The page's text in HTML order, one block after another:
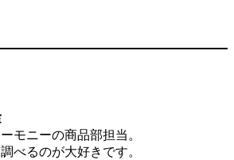
モニーの商品部担当。
べるのが大好きです。